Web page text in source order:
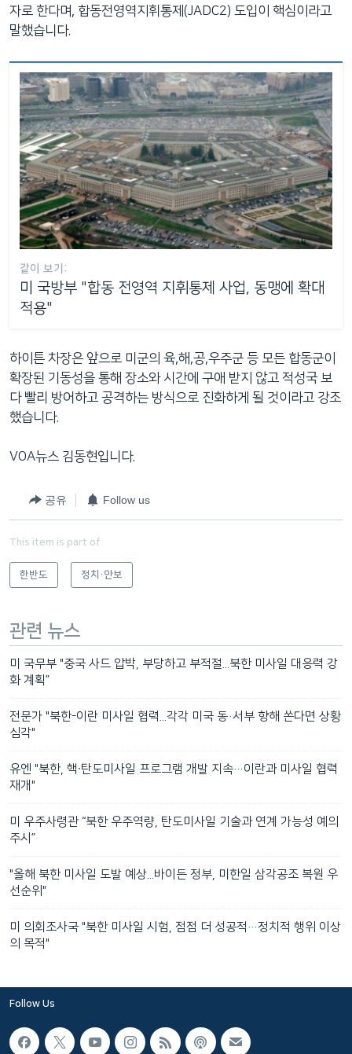
자로 한다며, 합동전영역지휘통제(JADC2) 도입이 핵심이라고
말했습니다.
같이 보기:
미 국방부 "합동 전영역 지휘통제 사업, 동맹에 확대
적용"
하이튼 차장은 앞으로 미군의 육,해,공,우주군 등 모든 합동군이
확장된 기동성을 통해 장소와 시간에 구애 받지 않고 적성국 보
다 빨리 방어하고 공격하는 방식으로 진화하게 될 것이라고 강조
했습니다.
VOA뉴스 김동현입니다.
공유 Follow us
This item is part of
한반도 정치·안보
관련 뉴스
미 국무부 "중국 사드 압박, 부당하고 부적절...북한 미사일 대응력 강
화 계획”
전문가 "북한-이란 미사일 협력...각각 미국 동·서부 향해 쏜다면 상황
심각"
유엔 "북한, 핵∙탄도미사일 프로그램 개발 지속…이란과 미사일 협력
재개"
미 우주사령관 “북한 우주역량, 탄도미사일 기술과 연계 가능성 예의
주시”
"올해 북한 미사일 도발 예상...바이든 정부, 미한일 삼각공조 복원 우
선순위"
미 의회조사국 "북한 미사일 시험, 점점 더 성공적…정치적 행위 이상
의 목적"
Follow Us